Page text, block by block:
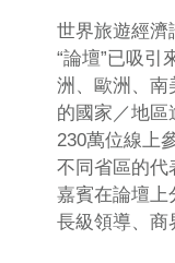
世界旅遊經濟
“論壇”已吸引
洲、歐洲、南
的國家／地區
230萬位線上
不同省區的代
嘉賓在論壇上
長級領導、商